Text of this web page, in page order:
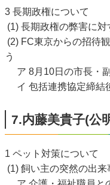
3 長期政権について
(1) 長期政権の弊害に
(2) FC東京からの招待
う
ア 8月10日の市長・
イ 包括連携協定締結
7.内藤美貴子(公
1 ペット対策について
(1) 飼い主の突然の出